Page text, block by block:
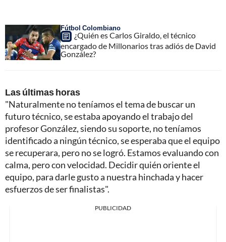
Fútbol Colombiano
¿Quién es Carlos Giraldo, el técnico
encargado de Millonarios tras adiós de David
González?
Las últimas horas
"Naturalmente no teníamos el tema de buscar un
futuro técnico, se estaba apoyando el trabajo del
profesor González, siendo su soporte, no teníamos
identificado a ningún técnico, se esperaba que el equipo
se recuperara, pero no se logró. Estamos evaluando con
calma, pero con velocidad. Decidir quién oriente el
equipo, para darle gusto a nuestra hinchada y hacer
esfuerzos de ser finalistas".
PUBLICIDAD